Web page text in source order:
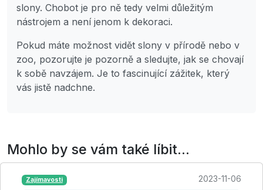
slony. Chobot je pro ně tedy velmi důležitým
nástrojem a není jenom k dekoraci.
Pokud máte možnost vidět slony v přírodě nebo v
zoo, pozorujte je pozorně a sledujte, jak se chovají
k sobě navzájem. Je to fascinující zážitek, který
vás jistě nadchne.
Mohlo by se vám také líbit...
Zajímavosti 2023-11-06